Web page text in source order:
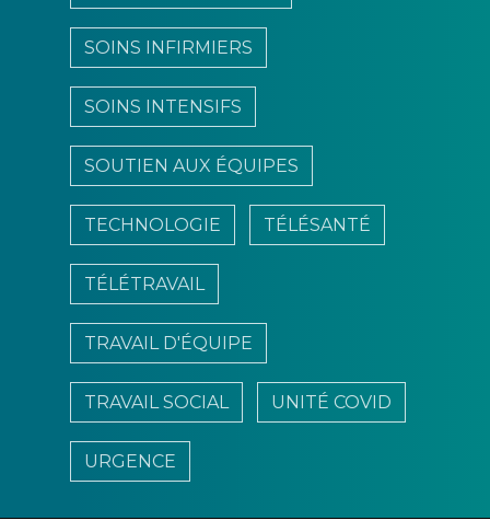
SOINS INFIRMIERS
SOINS INTENSIFS
SOUTIEN AUX ÉQUIPES
TECHNOLOGIE TÉLÉSANTÉ
TÉLÉTRAVAIL
TRAVAIL D'ÉQUIPE
TRAVAIL SOCIAL UNITÉ COVID
URGENCE